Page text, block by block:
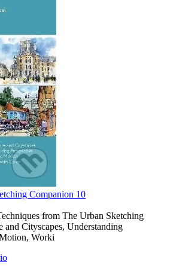
Companion 10
from The Urban Sketching
Cityscapes, Understanding
Worki